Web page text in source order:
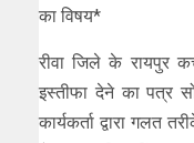
का विषय*
रीवा जिले के रायपुर
इस्तीफा देने का पत्र
कार्यकर्ता द्वारा गलत